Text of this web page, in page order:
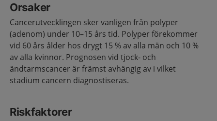
Orsaker
Cancerutvecklingen sker vanligen från polyper
(adenom) under 10–15 års tid. Polyper förekommer
vid 60 års ålder hos drygt 15 % av alla män och 10 %
av alla kvinnor. Prognosen vid tjock- och
ändtarmscancer är främst avhängig av i vilket
stadium cancern diagnostiseras.
Riskfaktorer